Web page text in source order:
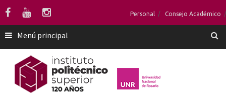
Saltar
contenido
Personal Consejo Académico
Menú principal